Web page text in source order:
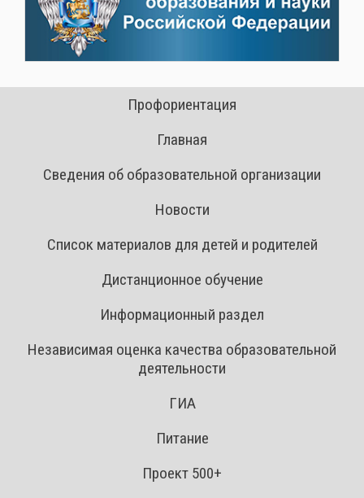
Профориентация
Главная
Сведения об образовательной организации
Новости
Список материалов для детей и родителей
Дистанционное обучение
Информационный раздел
Независимая оценка качества образовательной
деятельности
ГИА
Питание
Проект 500+